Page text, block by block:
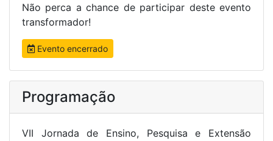
Não perca a chance de participar deste evento
transformador!
Evento encerrado
Programação
VII Jornada de Ensino, Pesquisa e Extensão